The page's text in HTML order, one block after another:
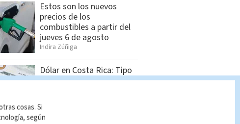
Estos son los nuevos
precios de los
combustibles a partir del
jueves 6 de agosto
Indira Zúñiga
Dólar en Costa Rica: Tipo
de cambio para este
cosas. Si
según